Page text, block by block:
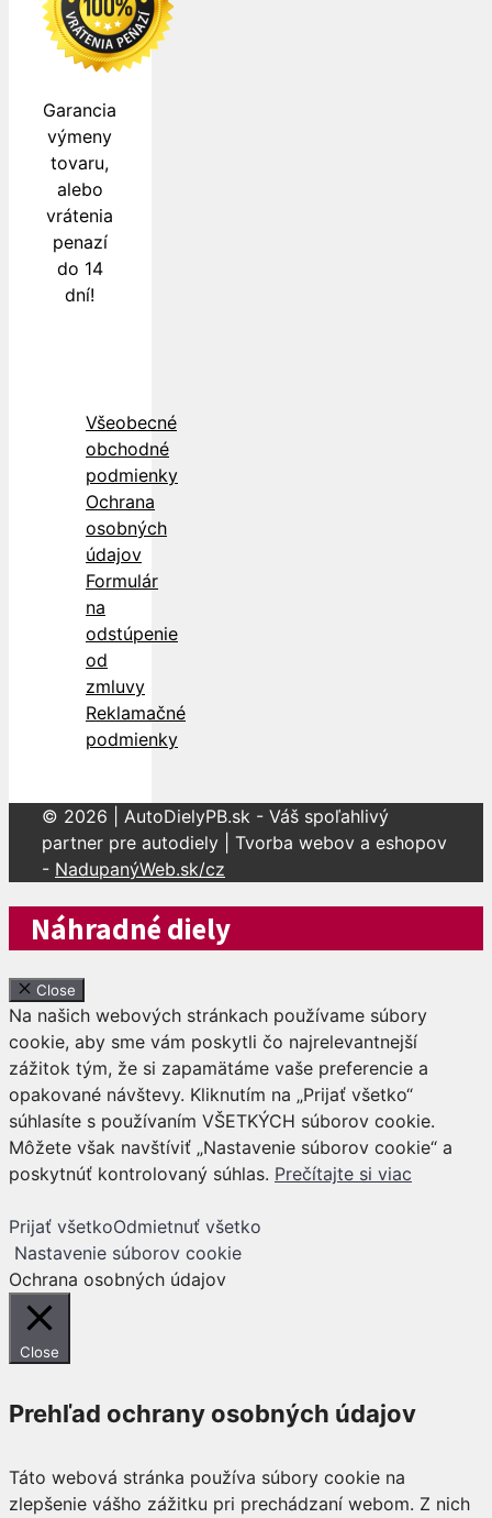
Garancia
výmeny
tovaru,
alebo
vrátenia
penazí
do 14
dní!
Všeobecné
obchodné
podmienky
Ochrana
osobných
údajov
Formulár
na
odstúpenie
od
zmluvy
Reklamačné
podmienky
© 2026 | AutoDielyPB.sk - Váš spoľahlivý
partner pre autodiely | Tvorba webov a eshopov
- NadupanýWeb.sk/cz
Náhradné diely
Close
Na našich webových stránkach používame súbory
cookie, aby sme vám poskytli čo najrelevantnejší
zážitok tým, že si zapamätáme vaše preferencie a
opakované návštevy. Kliknutím na „Prijať všetko“
súhlasíte s používaním VŠETKÝCH súborov cookie.
Môžete však navštíviť „Nastavenie súborov cookie“ a
poskytnúť kontrolovaný súhlas. Prečítajte si viac
Prijať všetkoOdmietnuť všetko
Nastavenie súborov cookie
Ochrana osobných údajov
Close
Prehľad ochrany osobných údajov
Táto webová stránka používa súbory cookie na
zlepšenie vášho zážitku pri prechádzaní webom. Z nich